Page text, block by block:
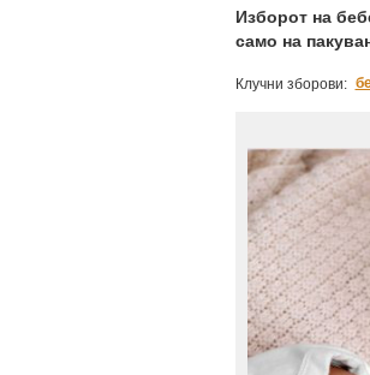
Изборот на
само на
Клучни зборови: